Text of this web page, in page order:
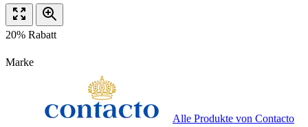
20% Rabatt
Marke
Alle Produkte von Contacto